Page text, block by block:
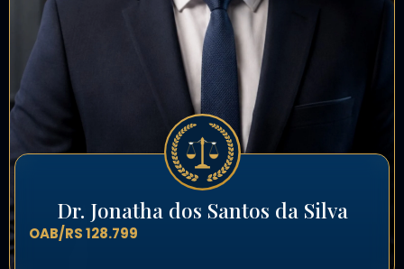
Dr. Jonatha dos Santos da Silva
OAB/RS 128.799